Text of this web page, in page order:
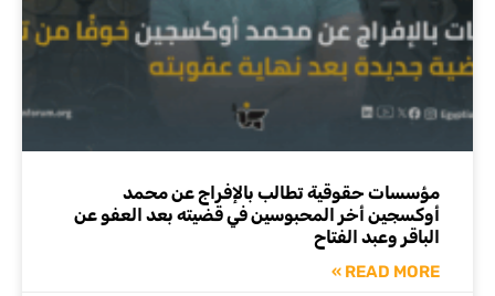
مؤسسات حقوقية تطالب بالإفراج عن محمد
أوكسجين أخر المحبوسين في قضيته بعد العفو عن
الباقر وعبد الفتاح
READ MORE »